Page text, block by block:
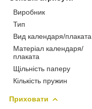
Виробник
Тип
Вид календаря/плаката
Матеріал календаря/
плаката
Щільність паперу
Кількість пружин
Приховати